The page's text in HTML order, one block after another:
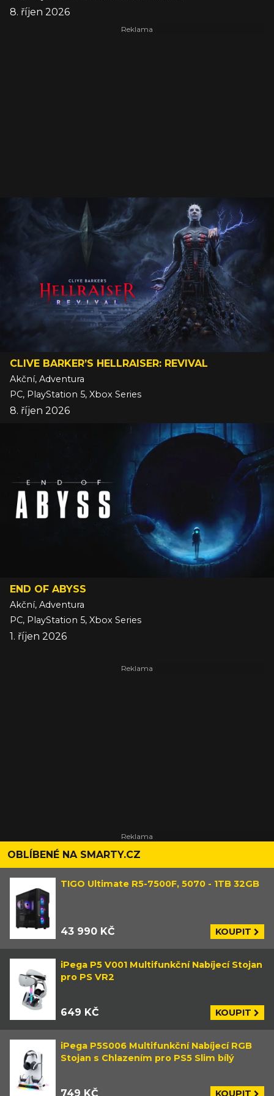
8. říjen 2026
CLIVE BARKER’S HELLRAISER: REVIVAL
Akční, Adventura
PC, PlayStation 5, Xbox Series
8. říjen 2026
END OF ABYSS
Akční, Adventura
PC, PlayStation 5, Xbox Series
1. říjen 2026
OBLÍBENÉ NA SMARTY.CZ
TIGO Ultimate R5-7500F, 5070 - 1TB 32GB
43 990 KČ KOUPIT
iPega P5 V001 Multifunkční Nabíjecí Stojan
pro PS VR2
649 KČ KOUPIT
iPega P5S006 Multifunkční Nabíjecí RGB
Stojan s Chlazením pro PS5 Slim bílý
749 KČ KOUPIT